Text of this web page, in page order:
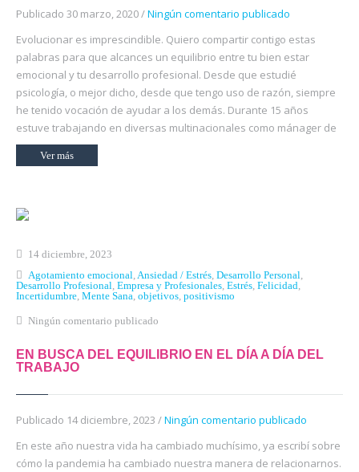
Publicado 30 marzo, 2020 /Ningún comentario publicado
Evolucionar es imprescindible. Quiero compartir contigo estas
palabras para que alcances un equilibrio entre tu bien estar
emocional y tu desarrollo profesional. Desde que estudié
psicología, o mejor dicho, desde que tengo uso de razón, siempre
he tenido vocación de ayudar a los demás. Durante 15 años
estuve trabajando en diversas multinacionales como mánager de
Ver más
14 diciembre, 2023
Agotamiento emocional Ansiedad / Estrés Desarrollo Personal
Desarrollo Profesional Empresa y Profesionales Estrés Felicidad
Incertidumbre Mente Sana, objetivos positivismo
Ningún comentario publicado
EN BUSCA DEL EQUILIBRIO EN EL DÍA A DÍA DEL
TRABAJO
Publicado 14 diciembre, 2023 /Ningún comentario publicado
En este año nuestra vida ha cambiado muchísimo, ya escribí sobre
cómo la pandemia ha cambiado nuestra manera de relacionarnos.